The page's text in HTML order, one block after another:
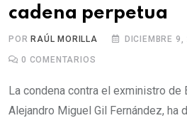
cadena perpetua
POR RAÚL MORILLA DICIEMBRE
0 COMENTARIOS
La condena contra el exministro de
Alejandro Miguel Gil Fernández, ha